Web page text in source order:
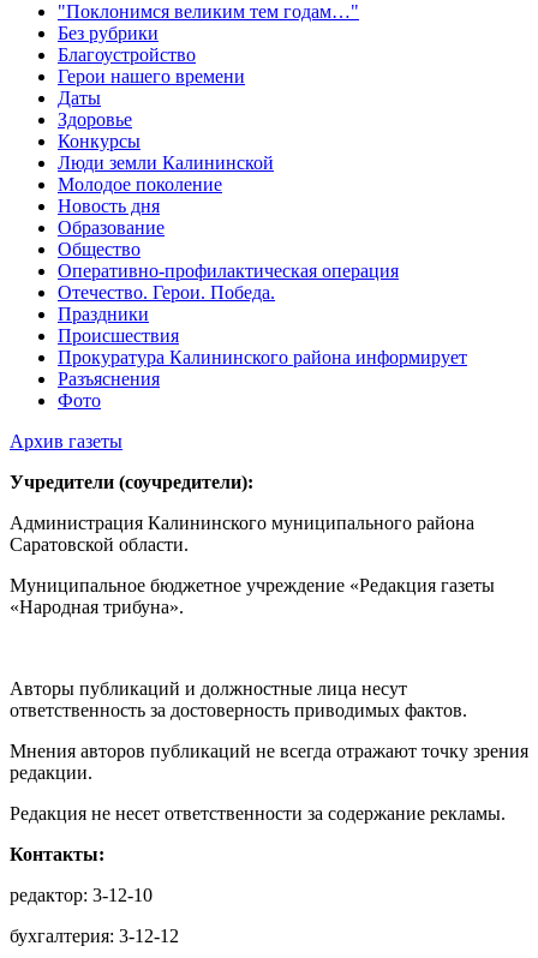
"Поклонимся великим тем годам…"
Без рубрики
Благоустройство
Герои нашего времени
Даты
Здоровье
Конкурсы
Люди земли Калининской
Молодое поколение
Новость дня
Образование
Общество
Оперативно-профилактическая операция
Отечество. Герои. Победа.
Праздники
Происшествия
Прокуратура Калининского района информирует
Разъяснения
Фото
Архив газеты
Учредители (соучредители):
Администрация Калининского муниципального района
Саратовской области.
Муниципальное бюджетное учреждение «Редакция газеты
«Народная трибуна».
Авторы публикаций и должностные лица несут
ответственность за достоверность приводимых фактов.
Мнения авторов публикаций не всегда отражают точку зрения
редакции.
Редакция не несет ответственности за содержание рекламы.
Контакты:
редактор: 3-12-10
бухгалтерия: 3-12-12